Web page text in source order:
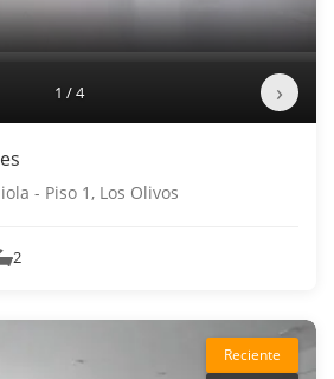
1 / 4 ›
- Piso 1, Los Olivos
2
Reciente